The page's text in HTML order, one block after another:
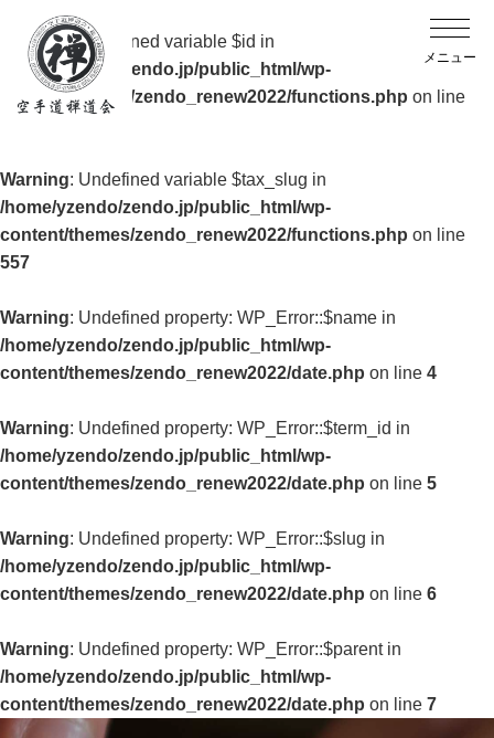
Warning: Undefined variable $id in
/home/yzendo/zendo.jp/public_html/wp-
content/themes/zendo_renew2022/functions.php on line
Warning: Undefined variable $tax_slug in
/home/yzendo/zendo.jp/public_html/wp-
content/themes/zendo_renew2022/functions.php on line
557
Warning: Undefined property: WP_Error::$name in
/home/yzendo/zendo.jp/public_html/wp-
content/themes/zendo_renew2022/date.php on line 4
Warning: Undefined property: WP_Error::$term_id in
/home/yzendo/zendo.jp/public_html/wp-
content/themes/zendo_renew2022/date.php on line 5
Warning: Undefined property: WP_Error::$slug in
/home/yzendo/zendo.jp/public_html/wp-
content/themes/zendo_renew2022/date.php on line 6
Warning: Undefined property: WP_Error::$parent in
/home/yzendo/zendo.jp/public_html/wp-
content/themes/zendo_renew2022/date.php on line 7